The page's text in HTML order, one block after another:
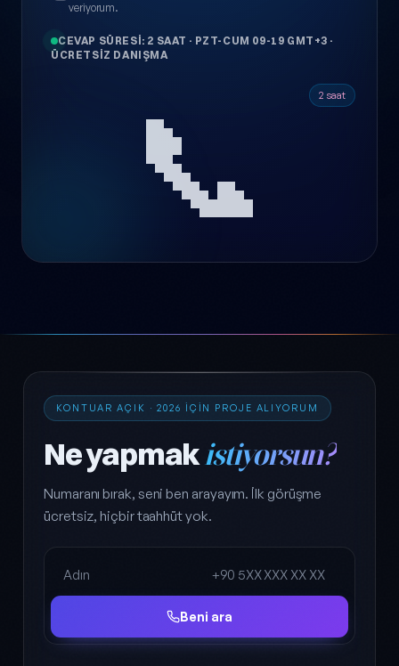
veriyorum.
CEVAP SÜRESI: 2 SAAT · PZT-CUM 09-19 GMT+3 ·
ÜCRETSIZ DANIŞMA
📞 2 saat
KONTUAR AÇIK · 2026 IÇIN PROJE ALIYORUM
Ne yapmakistiyorsun?
Numaranı bırak, seni ben arayayım. İlk görüşme
ücretsiz, hiçbir taahhüt yok.
Ad Soyad
Telefon
Beni ara